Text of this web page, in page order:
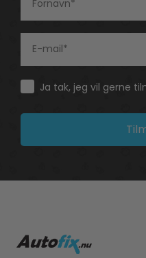
Consent
Ja tak, jeg vil gerne